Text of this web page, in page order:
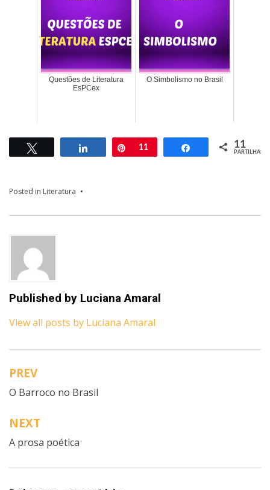
Questões de Literatura
EsPCex
O Simbolismo no Brasil
Partilhar Pin
11 Partilhar 11
PARTILHAS
Posted in Literatura
Published by Luciana Amaral
View all posts by Luciana Amaral
Navegação
de
artigos
PREV
O Barroco no Brasil
NEXT
A prosa poética